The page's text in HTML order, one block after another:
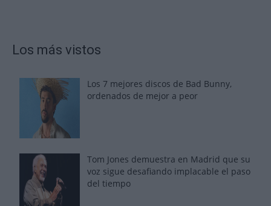
Los más vistos
Los 7 mejores discos de Bad Bunny,
ordenados de mejor a peor
Tom Jones demuestra en Madrid que su
voz sigue desafiando implacable el paso
del tiempo